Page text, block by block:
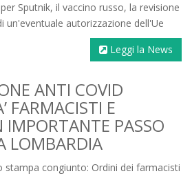
Sputnik, il vaccino russo, la revisione
un'eventuale autorizzazione dell'Ue
Leggi la News
ANTI COVID
FARMACISTI E
IMPORTANTE PASSO
LOMBARDIA
stampa congiunto: Ordini dei farmacisti